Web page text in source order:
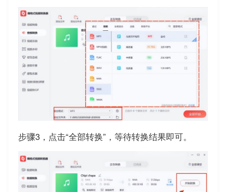
步骤3，点击“全部转换”，等待转换结果即可。